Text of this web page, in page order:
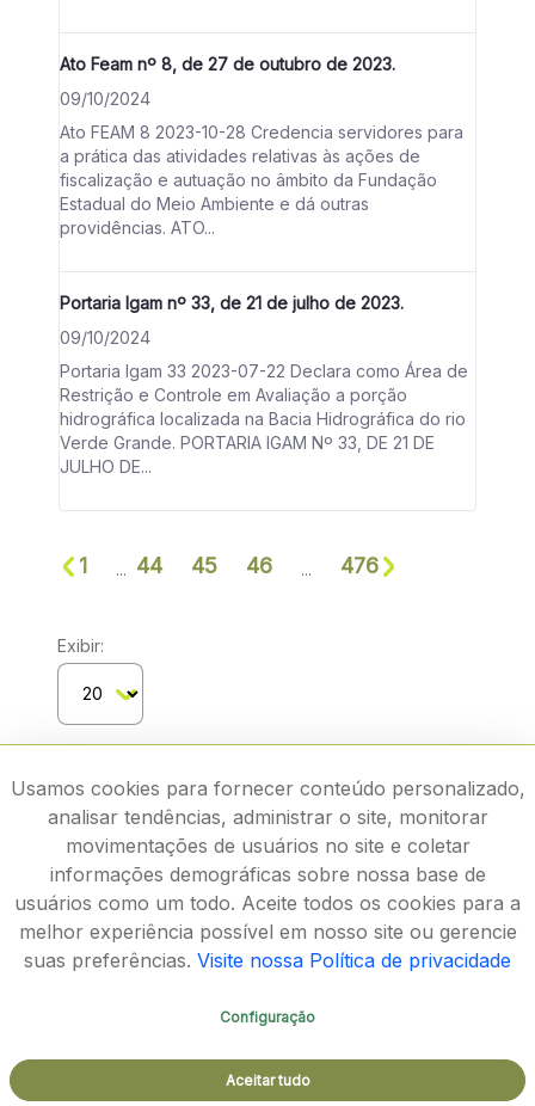
Ato Feam nº 8, de 27 de outubro de 2023.
09/10/2024
Ato FEAM 8 2023-10-28 Credencia servidores para
a prática das atividades relativas às ações de
fiscalização e autuação no âmbito da Fundação
Estadual do Meio Ambiente e dá outras
providências. ATO...
Portaria Igam nº 33, de 21 de julho de 2023.
09/10/2024
Portaria Igam 33 2023-07-22 Declara como Área de
Restrição e Controle em Avaliação a porção
hidrográfica localizada na Bacia Hidrográfica do rio
Verde Grande. PORTARIA IGAM Nº 33, DE 21 DE
JULHO DE...
1 ... 44 45 46 ... 476
Exibir:
Rodovia João Paulo II, 4143, Bairro Serra Verde - CEP
Usamos cookies para fornecer conteúdo personalizado,
analisar tendências, administrar o site, monitorar
movimentações de usuários no site e coletar
informações demográficas sobre nossa base de
usuários como um todo. Aceite todos os cookies para a
melhor experiência possível em nosso site ou gerencie
suas preferências. Visite nossa Política de privacidade
Configuração
Aceitar tudo